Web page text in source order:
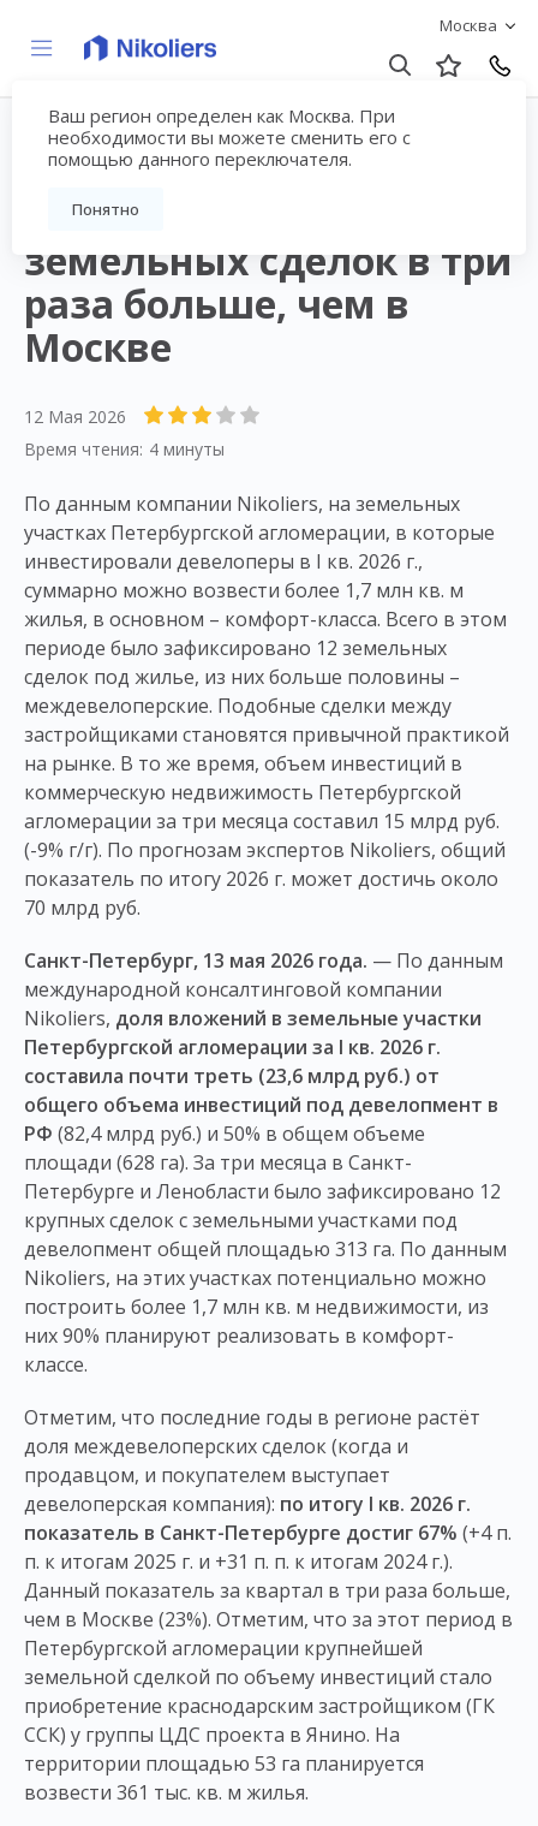
Москва
Ваш регион определен как Москва. При
необходимости вы можете сменить его с
помощью данного переключателя.
Понятно
В Петербурге доля
междевелоперских
земельных сделок в три
раза больше, чем в
Москве
12 Мая 2026
Время чтения: 4 минуты
По данным компании Nikoliers, на земельных
участках Петербургской агломерации, в которые
инвестировали девелоперы в I кв. 2026 г.,
суммарно можно возвести более 1,7 млн кв. м
жилья, в основном – комфорт-класса. Всего в этом
периоде было зафиксировано 12 земельных
сделок под жилье, из них больше половины –
междевелоперские. Подобные сделки между
застройщиками становятся привычной практикой
на рынке. В то же время, объем инвестиций в
коммерческую недвижимость Петербургской
агломерации за три месяца составил 15 млрд руб.
(-9% г/г). По прогнозам экспертов Nikoliers, общий
показатель по итогу 2026 г. может достичь около
70 млрд руб.
Санкт-Петербург, 13 мая 2026 года. — По данным
международной консалтинговой компании
Nikoliers, доля вложений в земельные участки
Петербургской агломерации за I кв. 2026 г.
составила почти треть (23,6 млрд руб.) от
общего объема инвестиций под девелопмент в
РФ (82,4 млрд руб.) и 50% в общем объеме
площади (628 га). За три месяца в Санкт-
Петербурге и Ленобласти было зафиксировано 12
крупных сделок с земельными участками под
девелопмент общей площадью 313 га. По данным
Nikoliers, на этих участках потенциально можно
построить более 1,7 млн кв. м недвижимости, из
них 90% планируют реализовать в комфорт-
классе.
Отметим, что последние годы в регионе растёт
доля междевелоперских сделок (когда и
продавцом, и покупателем выступает
девелоперская компания): по итогу I кв. 2026 г.
показатель в Санкт-Петербурге достиг 67% (+4 п.
п. к итогам 2025 г. и +31 п. п. к итогам 2024 г.).
Данный показатель за квартал в три раза больше,
чем в Москве (23%). Отметим, что за этот период в
Петербургской агломерации крупнейшей
земельной сделкой по объему инвестиций стало
приобретение краснодарским застройщиком (ГК
ССК) у группы ЦДС проекта в Янино. На
территории площадью 53 га планируется
возвести 361 тыс. кв. м жилья.